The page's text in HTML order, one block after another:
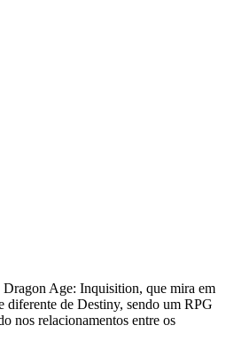
Age: Inquisition, que mira em
diferente de Destiny, sendo um RPG
nos relacionamentos entre os